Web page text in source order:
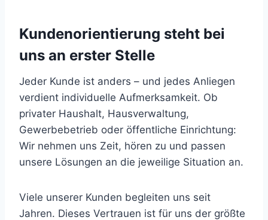
Kundenorientierung steht bei
uns an erster Stelle
Jeder Kunde ist anders – und jedes Anliegen
verdient individuelle Aufmerksamkeit. Ob
privater Haushalt, Hausverwaltung,
Gewerbebetrieb oder öffentliche Einrichtung:
Wir nehmen uns Zeit, hören zu und passen
unsere Lösungen an die jeweilige Situation an.
Viele unserer Kunden begleiten uns seit
Jahren. Dieses Vertrauen ist für uns der größte